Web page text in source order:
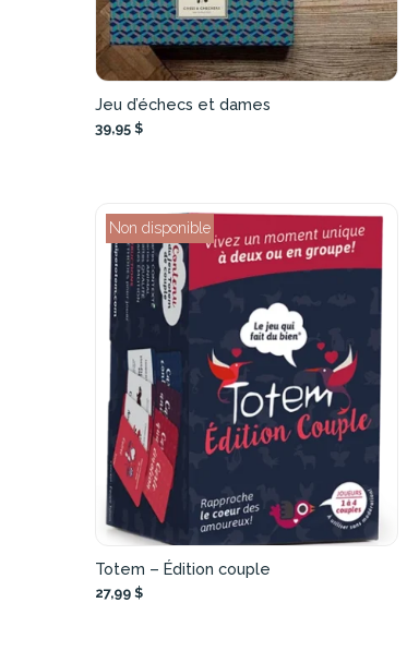
Jeu d’échecs et dames
39,95 $
Non disponible
Totem – Édition couple
27,99 $